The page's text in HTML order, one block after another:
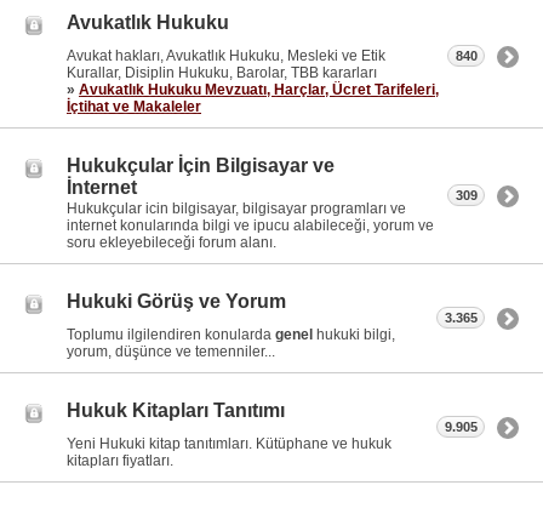
Avukatlık Hukuku
Avukat hakları, Avukatlık Hukuku, Mesleki ve Etik
Kurallar, Disiplin Hukuku, Barolar, TBB kararları
» Avukatlık Hukuku Mevzuatı, Harçlar, Ücret Tarifeleri,
İçtihat ve Makaleler
840
Hukukçular İçin Bilgisayar ve
İnternet
Hukukçular icin bilgisayar, bilgisayar programları ve
internet konularında bilgi ve ipucu alabileceği, yorum ve
soru ekleyebileceği forum alanı.
309
Hukuki Görüş ve Yorum
Toplumu ilgilendiren konularda genel hukuki bilgi,
yorum, düşünce ve temenniler...
3.365
Hukuk Kitapları Tanıtımı
Yeni Hukuki kitap tanıtımları. Kütüphane ve hukuk
kitapları fiyatları.
9.905